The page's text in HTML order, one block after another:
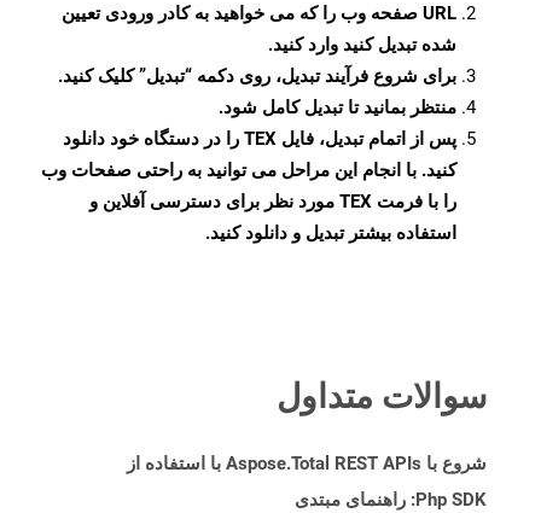
URL صفحه وب را که می خواهید به کادر ورودی تعیین
شده تبدیل کنید وارد کنید.
برای شروع فرآیند تبدیل، روی دکمه “تبدیل” کلیک کنید.
منتظر بمانید تا تبدیل کامل شود.
پس از اتمام تبدیل، فایل TEX را در دستگاه خود دانلود
کنید. با انجام این مراحل می توانید به راحتی صفحات وب
را با فرمت TEX مورد نظر برای دسترسی آفلاین و
استفاده بیشتر تبدیل و دانلود کنید.
سوالات متداول
شروع با Aspose.Total REST APIs با استفاده از
Php SDK: راهنمای مبتدی